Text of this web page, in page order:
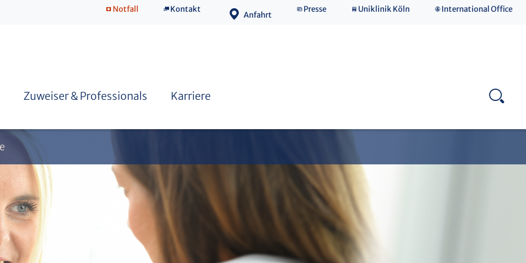
Notfall Kontakt
Anfahrt
Presse Uniklinik Köln International Office
Zuweiser & Professionals Karriere